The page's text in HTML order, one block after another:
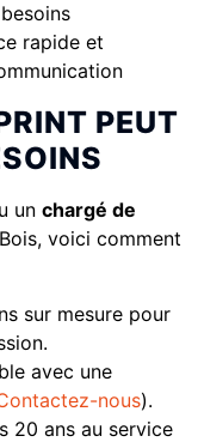
rapide et
PEUT
un chargé de
voici comment
sur mesure pour
avec une
nous).
20 ans au service